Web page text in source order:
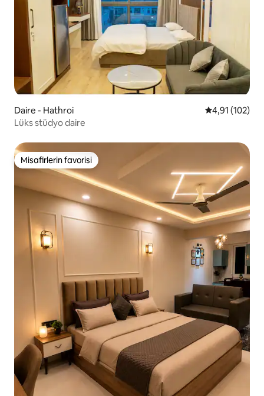
Daire - Hathroi 5 üzerinden
4,91 (102)
Lüks stüdyo daire
Misafirlerin favorisi
Misafirlerin favorisi